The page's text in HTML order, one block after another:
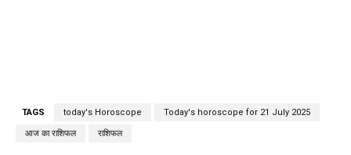
TAGS today's Horoscope Today's horoscope for 21 July 2025
आज का राशिफल राशिफल